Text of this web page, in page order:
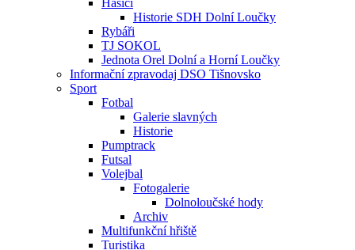
Hasiči
Historie SDH Dolní Loučky
Rybáři
TJ SOKOL
Jednota Orel Dolní a Horní Loučky
Informační zpravodaj DSO Tišnovsko
Sport
Fotbal
Galerie slavných
Historie
Pumptrack
Futsal
Volejbal
Fotogalerie
Dolnoloučské hody
Archiv
Multifunkční hřiště
Turistika